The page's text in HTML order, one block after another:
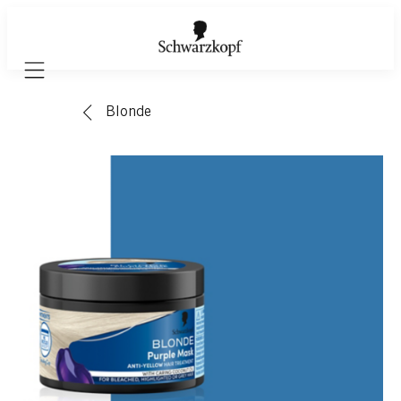
Mobile navigation
Blonde